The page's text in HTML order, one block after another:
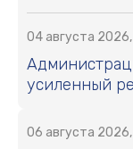
04 августа 2026,
усиленный
06 августа